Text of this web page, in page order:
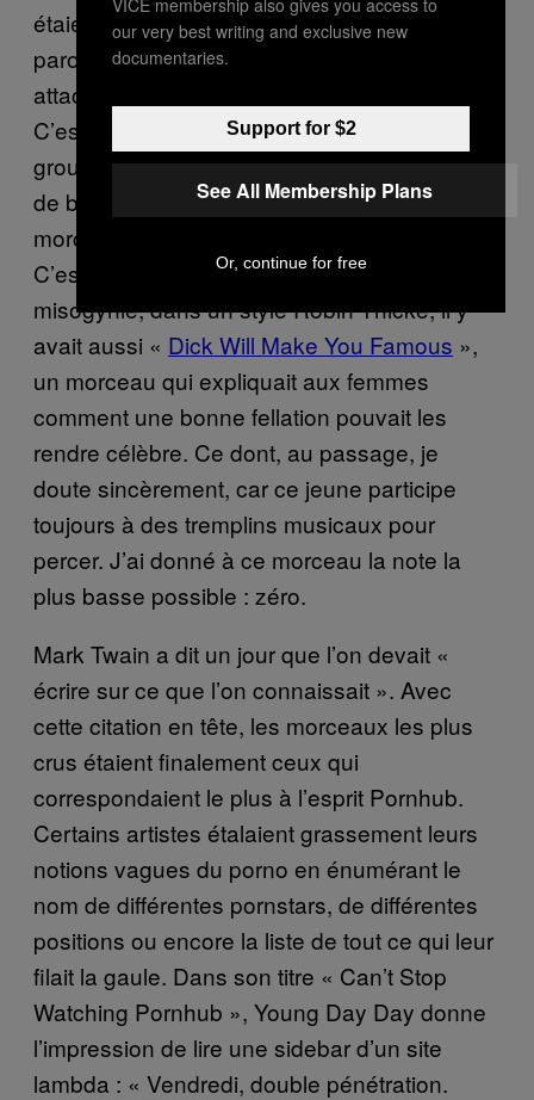
étaient carrément explicites, avec des
paroles genre«Tu suces ? / Tu aimes être
attachée ? ». Au sujet de ce titre, j’ai mis : «
C’est naze. Personne ne veut écouter un
groupe de bros qui mettent des casquettes
de baseball rétros et qui chantent des
morceaux pourris qui ne parlent que de cul.
C’est tout sauf bandant. » Sur le podium de la
misogynie, dans un style Robin Thicke, il y
avait aussi « Dick Will Make You Famous »,
un morceau qui expliquait aux femmes
comment une bonne fellation pouvait les
rendre célèbre. Ce dont, au passage, je
doute sincèrement, car ce jeune participe
toujours à des tremplins musicaux pour
percer. J’ai donné à ce morceau la note la
plus basse possible : zéro.
Mark Twain a dit un jour que l’on devait «
écrire sur ce que l’on connaissait ». Avec
cette citation en tête, les morceaux les plus
crus étaient finalement ceux qui
correspondaient le plus à l’esprit Pornhub.
Certains artistes étalaient grassement leurs
notions vagues du porno en énumérant le
nom de différentes pornstars, de différentes
positions ou encore la liste de tout ce qui leur
filait la gaule. Dans son titre « Can’t Stop
Watching Pornhub », Young Day Day donne
l’impression de lire une sidebar d’un site
lambda : « Vendredi, double pénétration.
our very best writing and exclusive new
documentaries.
Support for $2
See All Membership Plans
Or, continue for free